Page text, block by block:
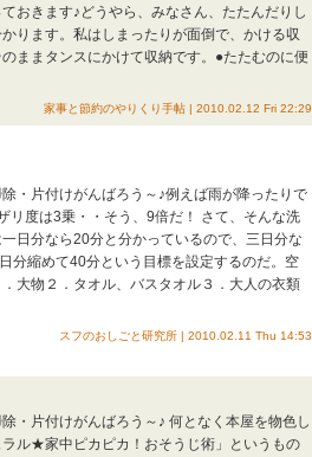
おきます♪どうやら、みなさん、たたんだりし
ります。私はしまったりが面倒で、かける収
ままタンスにかけて収納です。●たたむのに便
家事と節約のやりくり手帖 | 2010.02.12 Fri 22:29
・片付けがんばろう～♪例えば雨が降ったりで
リ度は3乗・・そう、9倍だ！ さて、そんな洗
日分なら20分と分かっているので、三日分な
分縮めて40分という目標を設定するのだ。空
大物２．タオル、バスタオル３．大人の衣類
スフのおしごと研究所 | 2010.02.11 Thu 14:53
・片付けがんばろう～♪ 何となく本屋を物色し
ル★家中ピカピカ！おそうじ術」というもの